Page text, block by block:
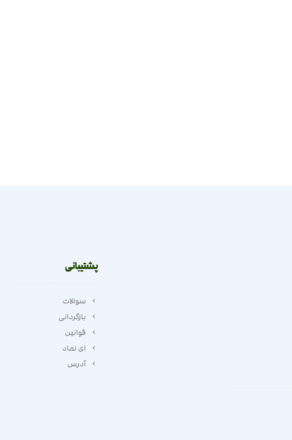
پشتیبانی
سوالات
بازگردانی
قوانین
ای نماد
آدرس